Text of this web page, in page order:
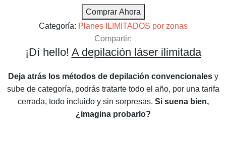
Comprar Ahora
Categoría: Planes ILIMITADOS por zonas
Compartir:
¡Dí hello! A depilación láser ilimitada
Deja atrás los métodos de depilación convencionalesy
sube de categoría, podrás tratarte todo el año, por una tarifa
cerrada, todo incluido y sin sorpresas. Si suena bien,
¿imagina probarlo?